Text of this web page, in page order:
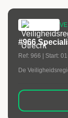
#966
Ref: 966 | Start:
De